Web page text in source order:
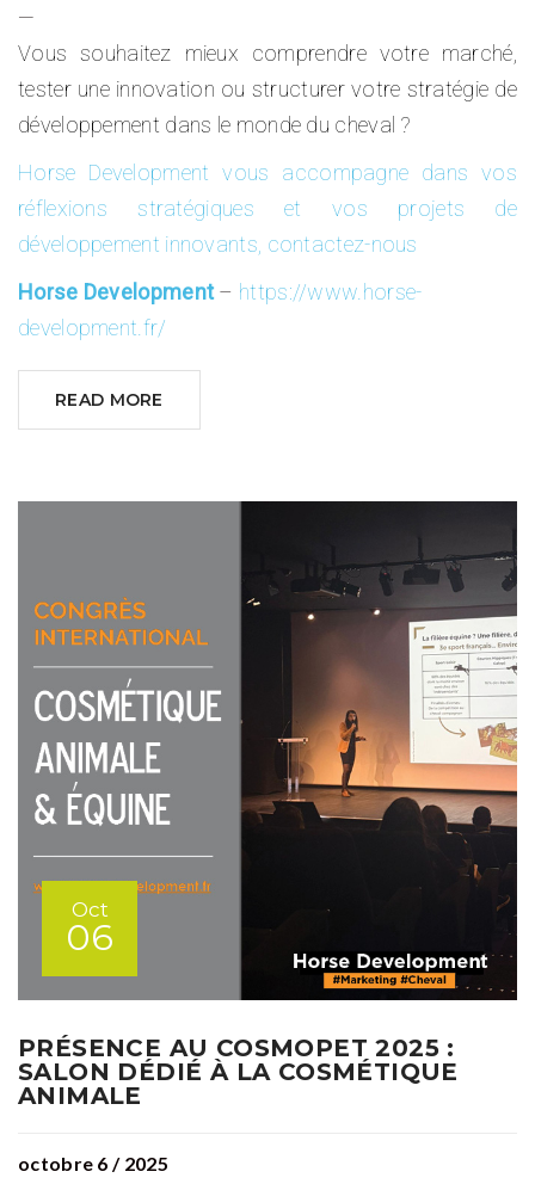
—
Vous souhaitez mieux comprendre votre marché,
tester une innovation ou structurer votre stratégie de
développement dans le monde du cheval ?
Horse Development vous accompagne dans vos
réflexions stratégiques et vos projets de
développement innovants, contactez-nous
Horse Development– https://www.horse-
development.fr/
READ MORE
Oct
06
PRÉSENCE AU COSMOPET 2025 :
SALON DÉDIÉ À LA COSMÉTIQUE
ANIMALE
octobre 6 / 2025